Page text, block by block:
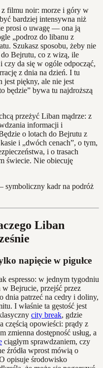
z filmu noir: morze i góry w
bardziej intensywna niż
prosi o uwagę — ona ją
„podroz do libanu z
Szukasz sposobu, żeby nie
Bejrutu, co z wizą, ile
da się w ogóle odpocząć,
z dnia na dzień. I tu
jest piękny, ale nie jest
będzie” bywa tu najdroższą
przeżyć Liban mądrze: z
informacji i
o lotach do Bejrutu z
i „dwóch cenach”, o tym,
i o trasach
świecie. Nie obiecuję
Liban
napięcie w pigułce
espresso: w jednym tygodniu
w Bejrucie, przejść przez
dnia patrzeć na cedry i doliny,
I właśnie ta gęstość jest
city break, gdzie
częścią opowieści: prądy z
zmienna dostępność usług, a
ciągłym sprawdzaniem, czy
źródła wprost mówią o
opisuje środowisko